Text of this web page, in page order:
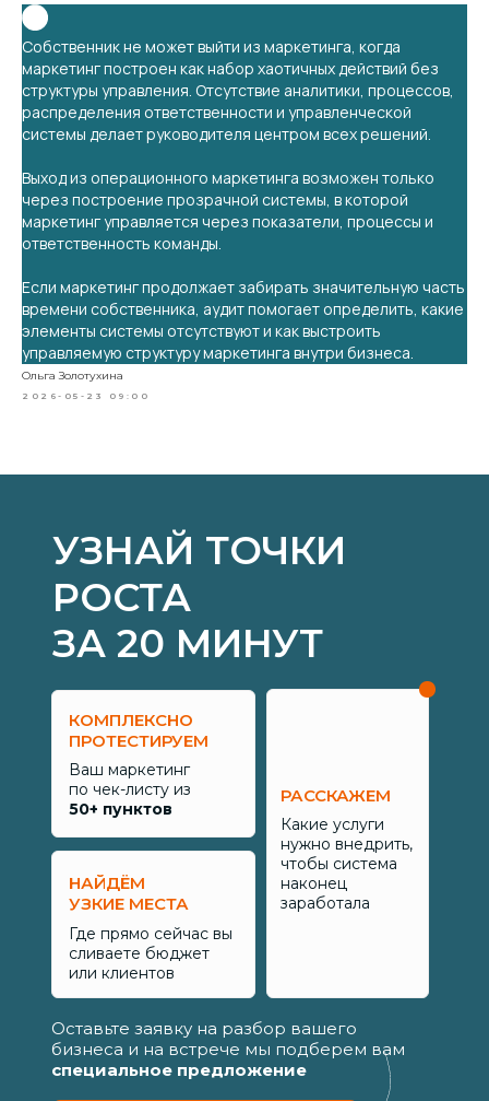
Собственник не может выйти из маркетинга, когда
маркетинг построен как набор хаотичных действий без
структуры управления. Отсутствие аналитики, процессов,
распределения ответственности и управленческой
системы делает руководителя центром всех решений.
Выход из операционного маркетинга возможен только
через построение прозрачной системы, в которой
маркетинг управляется через показатели, процессы и
ответственность команды.
Если маркетинг продолжает забирать значительную часть
времени собственника, аудит помогает определить, какие
элементы системы отсутствуют и как выстроить
управляемую структуру маркетинга внутри бизнеса.
Ольга Золотухина
2026-05-23 09:00
УЗНАЙ ТОЧКИ
РОСТА
ЗА 20 МИНУТ
Оставьте заявку на разбор вашего
бизнеса и на встрече мы подберем вам
специальное предложение
КОМПЛЕКСНО
ПРОТЕСТИРУЕМ
РАССКАЖЕМ
НАЙДЁМ
УЗКИЕ МЕСТА
Ваш маркетинг
по чек-листу из
50+ пунктов
Какие услуги
нужно внедрить,
чтобы система
наконец
заработала
Где прямо сейчас вы
сливаете бюджет
или клиентов